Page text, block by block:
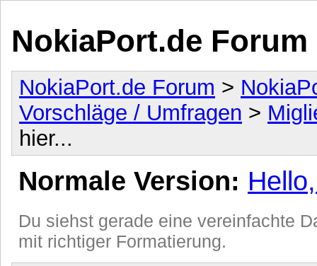
NokiaPort.de Forum
NokiaPort.de Forum >
Vorschläge / Umfragen >
hier...
Normale Version:
Du siehst gerade eine vereinfachte
mit richtiger Formatierung.